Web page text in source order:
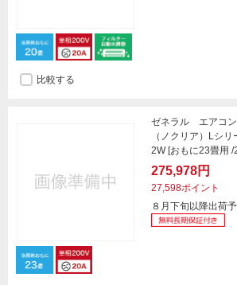
比較する
ゼネラル エアコ
（ノクリア）Lシ
2W [おもに23畳用 /
275,978円
27,598ポイント
８月下旬以降出荷